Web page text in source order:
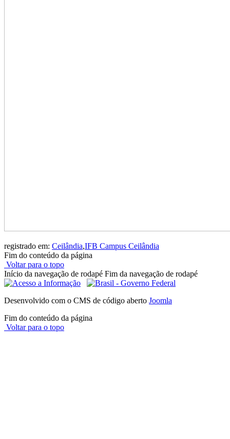
registrado em: Ceilândia,IFB Campus Ceilândia
Fim do conteúdo da página
Voltar para o topo
Início da navegação de rodapé Fim da navegação de rodapé
Desenvolvido com o CMS de código aberto Joomla
Fim do conteúdo da página
Voltar para o topo